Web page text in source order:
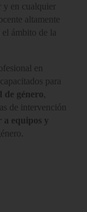
y en cualquier
altamente
ámbito de la
en
para
de género
de intervención
a equipos y